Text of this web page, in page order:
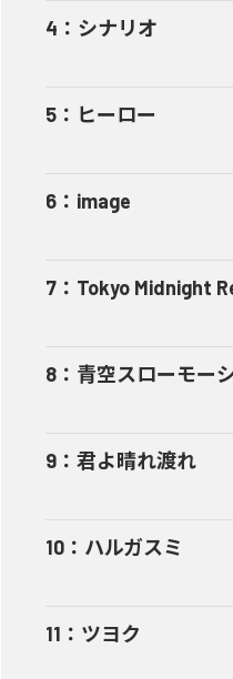
4 ： シナリオ
5 ： ヒーロー
6 ： image
7 ： Tokyo Midnight
8 ： 青空スローモー
9 ： 君よ晴れ渡れ
10 ： ハルガスミ
11 ： ツヨク